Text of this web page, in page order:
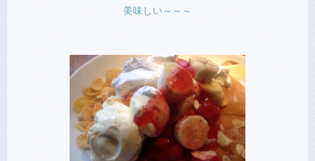
美味しい～～～